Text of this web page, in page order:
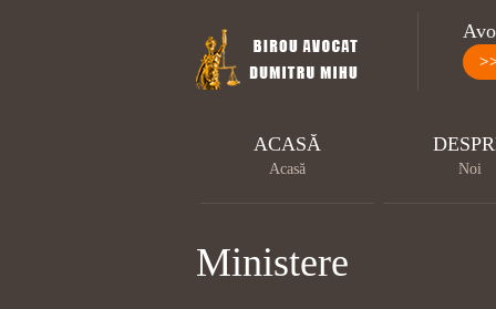
ACASĂ
Acasă Noi
Ministere